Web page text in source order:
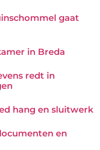
gaat
in Breda
redt in
hang en sluitwerk
en